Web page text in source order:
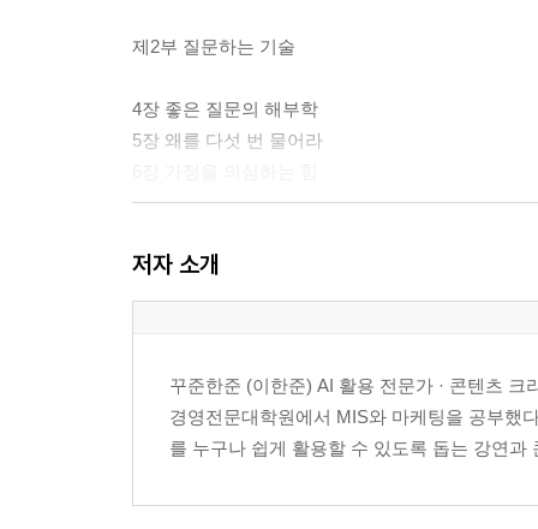
제2부 질문하는 기술
4장 좋은 질문의 해부학
5장 왜를 다섯 번 물어라
7장 일터에서 질문하는 법
제4부 질문하는 인간의 미래
저자 소개
꾸준한준 (이한준) AI 활용 전문가 · 콘텐츠
경영전문대학원에서 MIS와 마케팅을 공부했
를 누구나 쉽게 활용할 수 있도록 돕는 강연과